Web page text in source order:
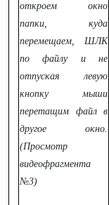
откроем окно
папки, куда
перемещаем, ШЛК
по файлу и не
отпуская левую
кнопку мыши
перетащим файл в
другое окно.
(Просмотр
видеофрагмента
№3)